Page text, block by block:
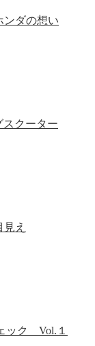
ンダの想い
スクーター
え
ック Vol.１